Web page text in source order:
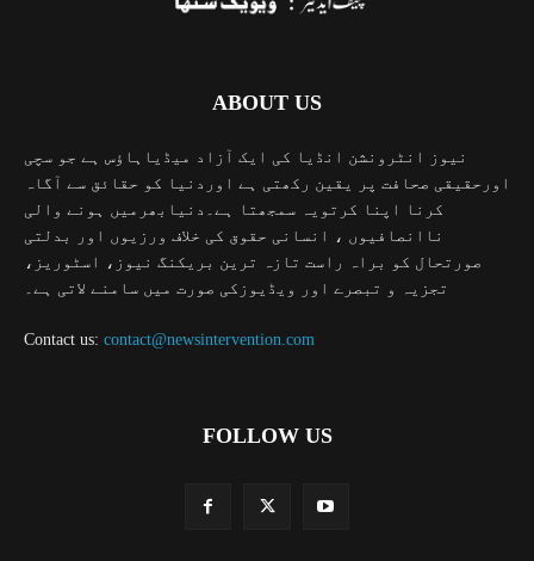
ABOUT US
نیوز انٹرونشن انڈیا کی ایک آزاد میڈیاہاؤس ہے جو سچی
اورحقیقی صحافت پر یقین رکھتی ہے اوردنیا کو حقائق سے آگاہ
کرنا اپنا کرتویہ سمجھتا ہے۔دنیابھرمیں ہونے والی
ناانصافیوں ، انسانی حقوق کی خلاف ورزیوں اور بدلتی
صورتحال کو براہ راست تازہ ترین بریکنگ نیوز، اسٹوریز،
تجزیہ و تبصرے اور ویڈیوزکی صورت میں سامنے لاتی ہے۔
Contact us: contact@newsintervention.com
FOLLOW US